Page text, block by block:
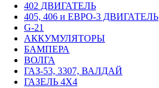
402 ДВИГАТЕЛЬ
405, 406 и ЕВРО-3 ДВИГАТЕЛЬ
G-21
АККУМУЛЯТОРЫ
БАМПЕРА
ВОЛГА
ГАЗ-53, 3307, ВАЛДАЙ
ГАЗЕЛЬ 4Х4